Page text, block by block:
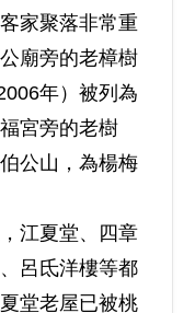
家聚落非常重
廟旁的老樟樹
年）被列為
宮旁的老樹
公山，為楊梅
江夏堂、四章
呂氐洋樓等都
堂老屋已被桃